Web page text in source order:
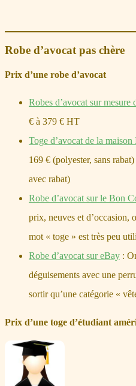
Robe d’avocat pas chère
Prix d’une robe d’avocat
Robes d’avocat sur
€ à 379 € HT
Toge d’avocat de la maison
169 € (polyester, sans
avec rabat)
Robe d’avocat sur le Bon
prix, neuves et d’occasion,
mot « toge » est très peu
Robe d’avocat sur eBay :
déguisements avec une
sortir qu’une catégorie «
Prix d’une toge d’étudiant